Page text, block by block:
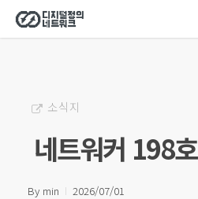
Skip
to
소식지
네트워커 198호
By min 2026/07/01